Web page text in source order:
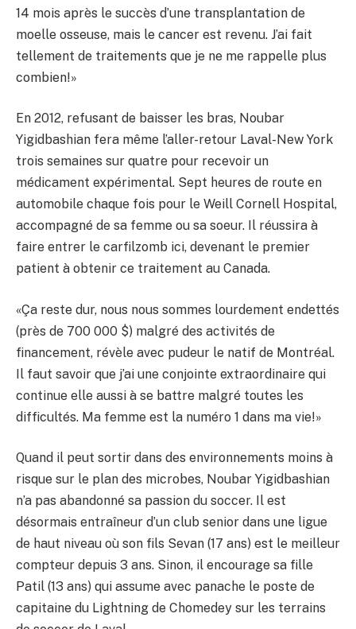
14 mois après le succès d’une transplantation de
moelle osseuse, mais le cancer est revenu. J’ai fait
tellement de traitements que je ne me rappelle plus
combien!»
En 2012, refusant de baisser les bras, Noubar
Yigidbashian fera même l’aller-retour Laval-New York
trois semaines sur quatre pour recevoir un
médicament expérimental. Sept heures de route en
automobile chaque fois pour le Weill Cornell Hospital,
accompagné de sa femme ou sa soeur. Il réussira à
faire entrer le carfilzomb ici, devenant le premier
patient à obtenir ce traitement au Canada.
«Ça reste dur, nous nous sommes lourdement endettés
(près de 700 000 $) malgré des activités de
financement, révèle avec pudeur le natif de Montréal.
Il faut savoir que j’ai une conjointe extraordinaire qui
continue elle aussi à se battre malgré toutes les
difficultés. Ma femme est la numéro 1 dans ma vie!»
Quand il peut sortir dans des environnements moins à
risque sur le plan des microbes, Noubar Yigidbashian
n’a pas abandonné sa passion du soccer. Il est
désormais entraîneur d’un club senior dans une ligue
de haut niveau où son fils Sevan (17 ans) est le meilleur
compteur depuis 3 ans. Sinon, il encourage sa fille
Patil (13 ans) qui assume avec panache le poste de
capitaine du Lightning de Chomedey sur les terrains